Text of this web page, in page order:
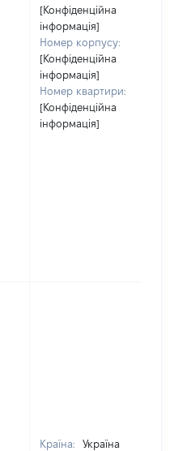
[Конфіденційна
інформація]
Номер корпусу:
[Конфіденційна
інформація]
Номер квартири:
[Конфіденційна
інформація]
Країна:
Україна